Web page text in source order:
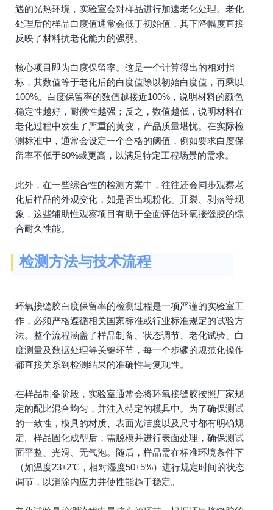
遇的光热环境，实验室会对样品进行加速老化处理。老化
处理后的样品白度值通常会低于初始值，其下降幅度直接
反映了材料抗老化能力的强弱。
核心项目即为白度保留率。这是一个计算得出的相对指
标，其数值等于老化后的白度值除以初始白度值，再乘以
100%。白度保留率的数值越接近100%，说明材料的颜色
稳定性越好，耐候性越强；反之，数值越低，说明材料在
老化过程中发生了严重的黄变，产品质量堪忧。在实际检
测标准中，通常会设定一个合格的阈值，例如要求白度保
留率不低于80%或更高，以满足特定工程场景的需求。
此外，在一些综合性的检测方案中，往往还会同步观察老
化后样品的外观变化，如是否出现粉化、开裂、剥落等现
象，这些辅助性观察项目有助于全面评估环氧接缝胶的综
合耐久性能。
检测方法与技术流程
环氧接缝胶白度保留率的检测过程是一项严谨的实验室工
作，必须严格遵循相关国家标准或行业标准规定的试验方
法。整个流程涵盖了样品制备、状态调节、老化试验、白
度测量及数据处理等关键环节，每一个步骤的规范化操作
都直接关系到检测结果的准确性与复现性。
在样品制备阶段，实验室通常会将环氧接缝胶按照厂家规
定的配比混合均匀，并注入特定的模具中。为了确保测试
的一致性，模具的材质、表面光洁度以及尺寸都有明确规
定。样品固化成型后，需脱模并进行表面处理，确保测试
面平整、光滑、无气泡。随后，样品需在标准环境条件下
（如温度23±2℃，相对湿度50±5%）进行规定时间的状态
调节，以消除内应力并使性能趋于稳定。